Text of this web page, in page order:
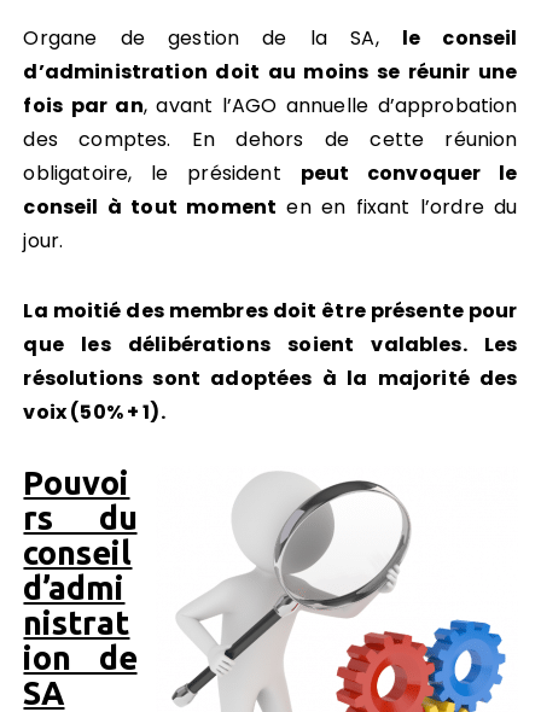
Organe de gestion de la SA, le conseil
d’administration doit au moins se réunir une
fois par an, avant l’AGO annuelle d’approbation
des comptes. En dehors de cette réunion
obligatoire, le président peut convoquer le
conseil à tout moment en en fixant l’ordre du
jour.
La moitié des membres doit être présente pour
que les délibérations soient valables. Les
résolutions sont adoptées à la majorité des
voix (50% + 1).
Pouvoi
rs du
conseil
d’admi
nistrat
ion de
SA